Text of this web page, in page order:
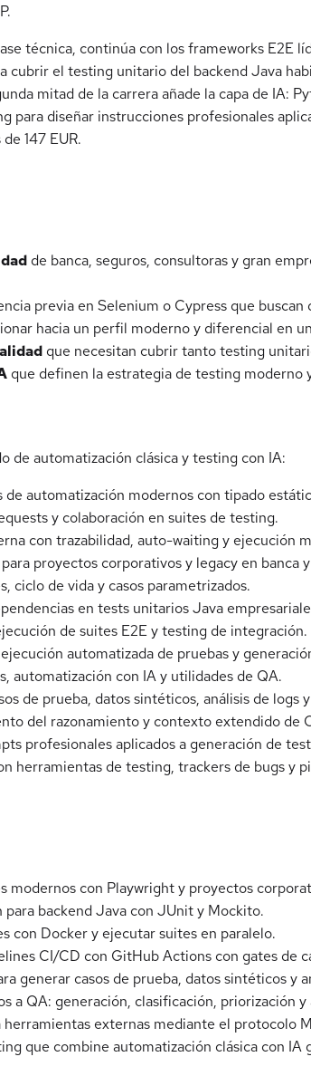
técnica, continúa con los frameworks E2E
el testing unitario del backend Java
mitad de la carrera añade la capa de IA:
para diseñar instrucciones profesionales
147 EUR.
de banca, seguros, consultoras y gran
previa en Selenium o Cypress que
hacia un perfil moderno y diferencial en
que necesitan cubrir tanto testing
que definen la estrategia de testing
de automatización clásica y testing con IA:
de automatización modernos con tipado
y colaboración en suites de testing.
con trazabilidad, auto-waiting y ejecución
proyectos corporativos y legacy en banca
ciclo de vida y casos parametrizados.
en tests unitarios Java
de suites E2E y testing de integración.
automatizada de pruebas y
automatización con IA y utilidades de QA.
de prueba, datos sintéticos, análisis de logs
del razonamiento y contexto extendido de
profesionales aplicados a generación de
herramientas de testing, trackers de bugs y
modernos con Playwright y proyectos
backend Java con JUnit y Mockito.
con Docker y ejecutar suites en paralelo.
CI/CD con GitHub Actions con gates de
generar casos de prueba, datos sintéticos y
a QA: generación, clasificación, priorización y
externas mediante el protocolo
que combine automatización clásica con IA